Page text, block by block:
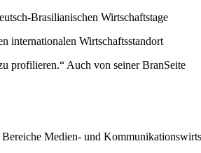
Brasilianischen Wirtschaftstage
internationalen Wirtschaftsstandort
profilieren.“ Auch von seiner BranSeite
Medien- und